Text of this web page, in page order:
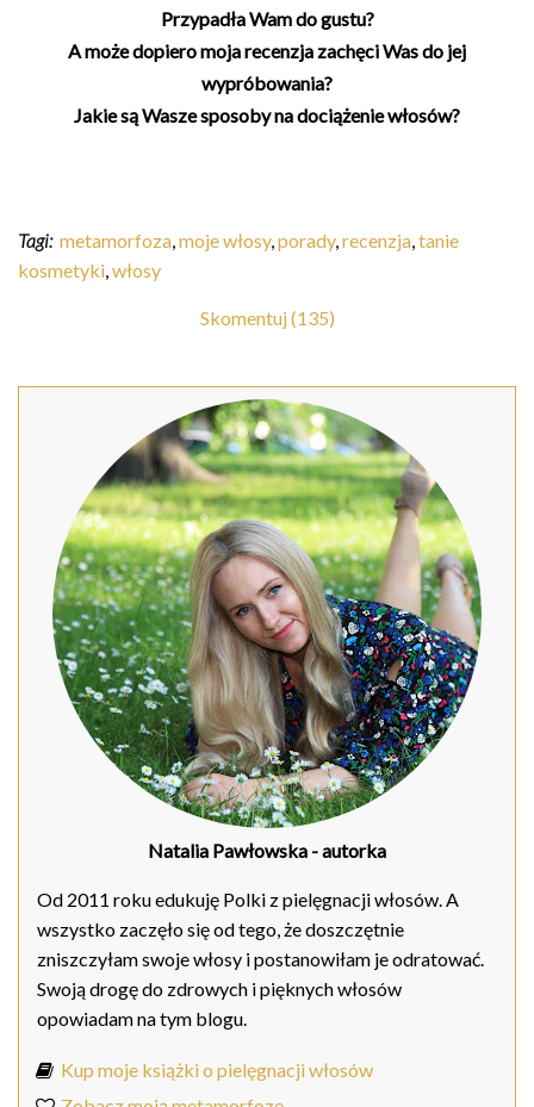
Przypadła Wam do gustu?
A może dopiero moja recenzja zachęci Was do jej
wypróbowania?
Jakie są Wasze sposoby na dociążenie włosów?
Tagi: metamorfoza,moje włosy,porady,recenzja,tanie
kosmetyki,włosy
Skomentuj (135)
Natalia Pawłowska - autorka
Od 2011 roku edukuję Polki z pielęgnacji włosów. A
wszystko zaczęło się od tego, że doszczętnie
zniszczyłam swoje włosy i postanowiłam je odratować.
Swoją drogę do zdrowych i pięknych włosów
opowiadam na tym blogu.
Kup moje książki o pielęgnacji włosów